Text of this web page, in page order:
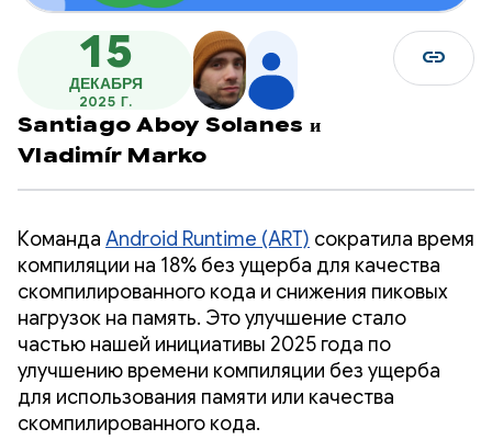
15
ДЕКАБРЯ
2025 Г.
Santiago Aboy Solanes и
Vladimír Marko
link
Команда Android Runtime (ART) сократила время
компиляции на 18% без ущерба для качества
скомпилированного кода и снижения пиковых
нагрузок на память. Это улучшение стало
частью нашей инициативы 2025 года по
улучшению времени компиляции без ущерба
для использования памяти или качества
скомпилированного кода.